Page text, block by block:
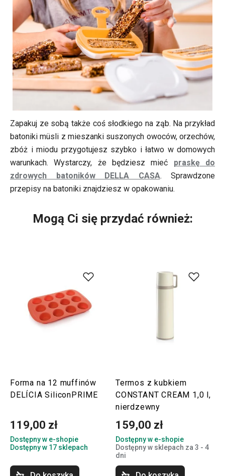
Zapakuj ze sobą także coś słodkiego na ząb. Na przykład
batoniki müsli z mieszanki suszonych owoców, orzechów,
zbóż i miodu przygotujesz szybko i łatwo w domowych
warunkach. Wystarczy, że będziesz mieć praskę do
zdrowych batoników DELLA CASA. Sprawdzone
przepisy na batoniki znajdziesz w opakowaniu.
Mogą Ci się przydać również:
Forma na 12 muffinów
DELÍCIA SiliconPRIME
119,00 zł
Dostępny w e-shopie
Dostępny w 17 sklepach
Termos z kubkiem
CONSTANT CREAM 1,0 l,
nierdzewny
159,00 zł
Dostępny w e-shopie
Dostępny w sklepach za 3 - 4
dni